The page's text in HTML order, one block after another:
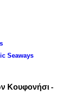
Seaways
Κουφονήσι -